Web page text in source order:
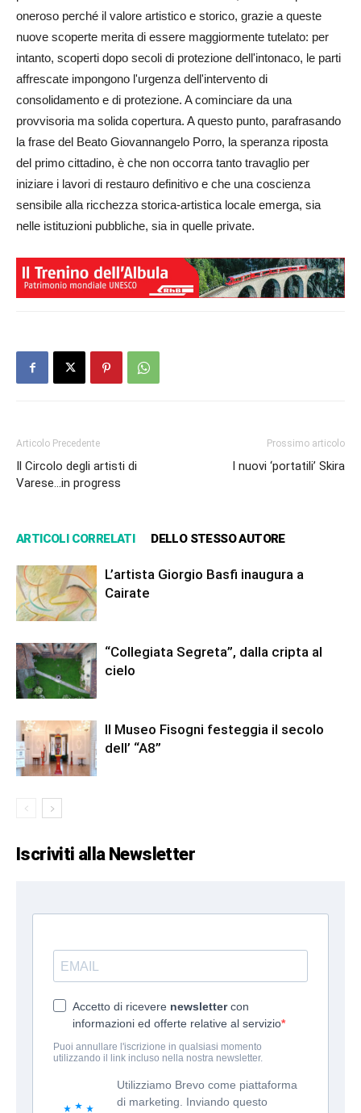
oneroso perché il valore artistico e storico, grazie a queste
nuove scoperte merita di essere maggiormente tutelato: per
intanto, scoperti dopo secoli di protezione dell'intonaco, le parti
affrescate impongono l'urgenza dell'intervento di
consolidamento e di protezione. A cominciare da una
provvisoria ma solida copertura. A questo punto, parafrasando
la frase del Beato Giovannangelo Porro, la speranza riposta
del primo cittadino, è che non occorra tanto travaglio per
iniziare i lavori di restauro definitivo e che una coscienza
sensibile alla ricchezza storica-artistica locale emerga, sia
nelle istituzioni pubbliche, sia in quelle private.
Articolo Precedente
Il Circolo degli artisti di
Varese…in progress
Prossimo articolo
I nuovi ‘portatili’ Skira
ARTICOLI CORRELATI DELLO STESSO AUTORE
L’artista Giorgio Basfi inaugura a
Cairate
“Collegiata Segreta”, dalla cripta al
cielo
Il Museo Fisogni festeggia il secolo
dell’ “A8”
Iscriviti alla Newsletter